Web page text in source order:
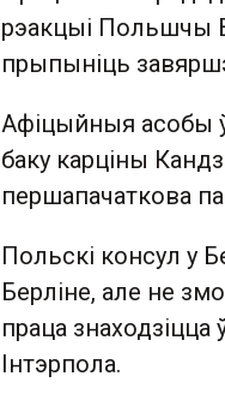
рэакцыі Польшчы
прыпыніць
Афіцыйныя асобы
баку карціны
першапачаткова
Польскі консул у
Берліне, але не
праца
Інтэрпола.